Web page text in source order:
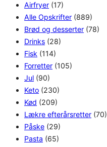
Airfryer (17)
Alle Opskrifter (889)
Brød og desserter (78)
Drinks (28)
Fisk (114)
Forretter (105)
Jul (90)
Keto (230)
Kød (209)
Lækre efterårsretter (70)
Påske (29)
Pasta (65)